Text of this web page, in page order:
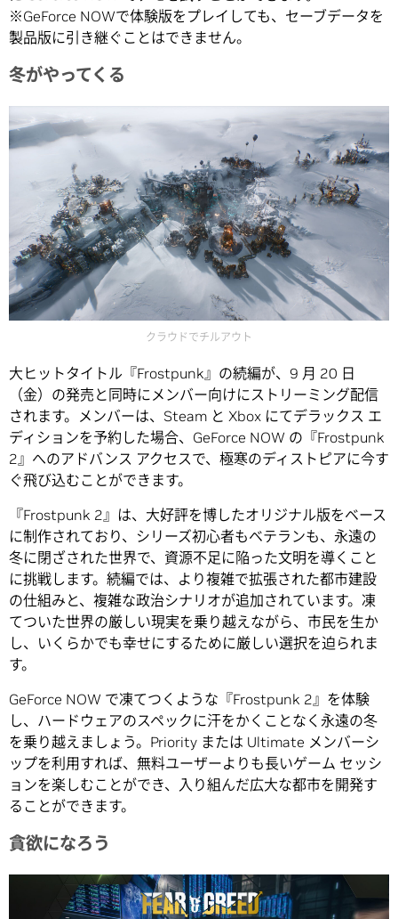
※GeForce NOWで体験版をプレイしても、セーブデータを
製品版に引き継ぐことはできません。
冬がやってくる
クラウドでチルアウト
大ヒットタイトル『Frostpunk』の続編が、9 月 20 日
（金）の発売と同時にメンバー向けにストリーミング配信
されます。メンバーは、Steam と Xbox にてデラックス エ
ディションを予約した場合、GeForce NOW の『Frostpunk
2』へのアドバンス アクセスで、極寒のディストピアに今す
ぐ飛び込むことができます。
『Frostpunk 2』は、大好評を博したオリジナル版をベース
に制作されており、シリーズ初心者もベテランも、永遠の
冬に閉ざされた世界で、資源不足に陥った文明を導くこと
に挑戦します。続編では、より複雑で拡張された都市建設
の仕組みと、複雑な政治シナリオが追加されています。凍
てついた世界の厳しい現実を乗り越えながら、市民を生か
し、いくらかでも幸せにするために厳しい選択を迫られま
す。
GeForce NOW で凍てつくような『Frostpunk 2』を体験
し、ハードウェアのスペックに汗をかくことなく永遠の冬
を乗り越えましょう。Priority または Ultimate メンバーシ
ップを利用すれば、無料ユーザーよりも長いゲーム セッシ
ョンを楽しむことができ、入り組んだ広大な都市を開発す
ることができます。
貪欲になろう